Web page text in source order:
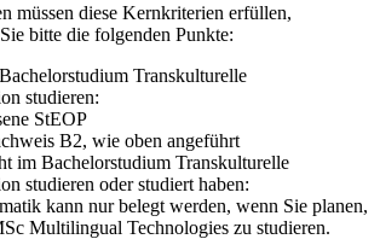
müssen diese Kernkriterien erfüllen,
bitte die folgenden Punkte:
Transkulturelle
studieren:
StEOP
B2, wie oben angeführt
im Bachelorstudium Transkulturelle
studieren oder studiert haben:
kann nur belegt werden, wenn Sie planen,
Multilingual Technologies zu studieren.